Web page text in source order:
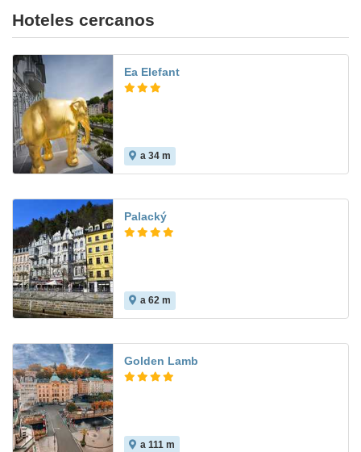
Hoteles cercanos
Ea Elefant
a 34 m
Palacký
a 62 m
Golden Lamb
a 111 m